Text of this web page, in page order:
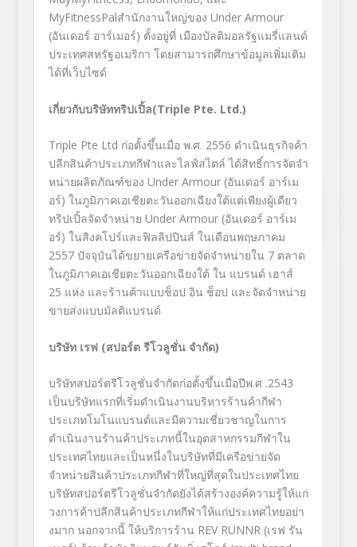
MyFitnessPalสำนักงานใหญ่ของ Under Armour
(อันเดอร์ อาร์เมอร์) ตั้งอยู่ที่ เมืองบัลติมอลรัฐแมรี่แลนด์
ประเทศสหรัฐอเมริกา โดยสามารถศึกษาข้อมูลเพิ่มเติม
ได้ที่เว็บไซด์
เกี่ยวกับบริษัททริปเปิ้ล(Triple Pte. Ltd.)
Triple Pte Ltd ก่อตั้งขึ้นเมื่อ พ.ศ. 2556 ดำเนินธุรกิจค้า
ปลีกสินค้าประเภทกีฬาและไลฟ์สไตล์ ได้สิทธิ์การจัดจำ
หน่ายผลิตภัณฑ์ของ Under Armour (อันเดอร์ อาร์เม
อร์) ในภูมิภาคเอเชียตะวันออกเฉียงใต้แต่เพียงผู้เดียว
ทริปเปิ้ลจัดจำหน่าย Under Armour (อันเดอร์ อาร์เม
อร์) ในสิงคโปร์และฟิลลิปปินส์ ในเดือนพฤษภาคม
2557 ปัจจุบันได้ขยายเครือข่ายจัดจำหน่ายใน 7 ตลาด
ในภูมิภาคเอเชียตะวันออกเฉียงใต้ ใน แบรนด์ เฮาส์
25 แห่ง และร้านค้าแบบช็อป อิน ช็อป และจัดจำหน่าย
ขายส่งแบบมัลติแบรนด์
บริษัท เรฟ (สปอร์ต รีโวลูชั่น จำกัด)
บริษัทสปอร์ตรีโวลูชั่นจำกัดก่อตั้งขึ้นเมื่อปีพ.ศ.2543
เป็นบริษัทแรกที่เริ่มดำเนินงานบริหารร้านค้ากีฬา
ประเภทโมโนแบรนด์และมีความเชี่ยวชาญในการ
ดำเนินงานร้านค้าประเภทนี้ในอุตสาหกรรมกีฬาใน
ประเทศไทยและเป็นหนึ่งในบริษัทที่มีเครือข่ายจัด
จำหน่ายสินค้าประเภทกีฬาที่ใหญ่ที่สุดในประเทศไทย
บริษัทสปอร์ตรีโวลูชั่นจำกัดยังได้สร้างองค์ความรู้ให้แก่
วงการค้าปลีกสินค้าประเภทกีฬาให้แก่ประเทศไทยอย่า
งมาก นอกจากนี้ ให้บริการร้าน REV RUNNR (เรฟ รัน